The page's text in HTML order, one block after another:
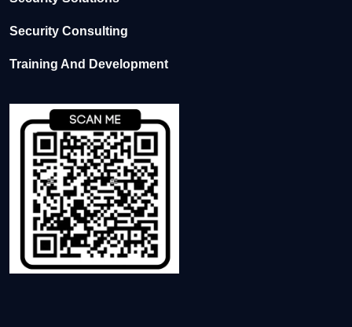
Security Consulting
Training And Development